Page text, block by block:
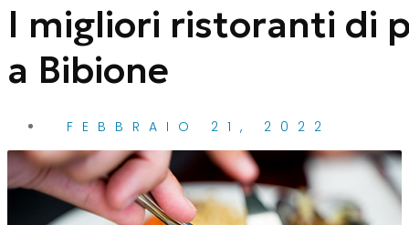
I migliori ristoranti di
a Bibione
FEBBRAIO 21, 2022